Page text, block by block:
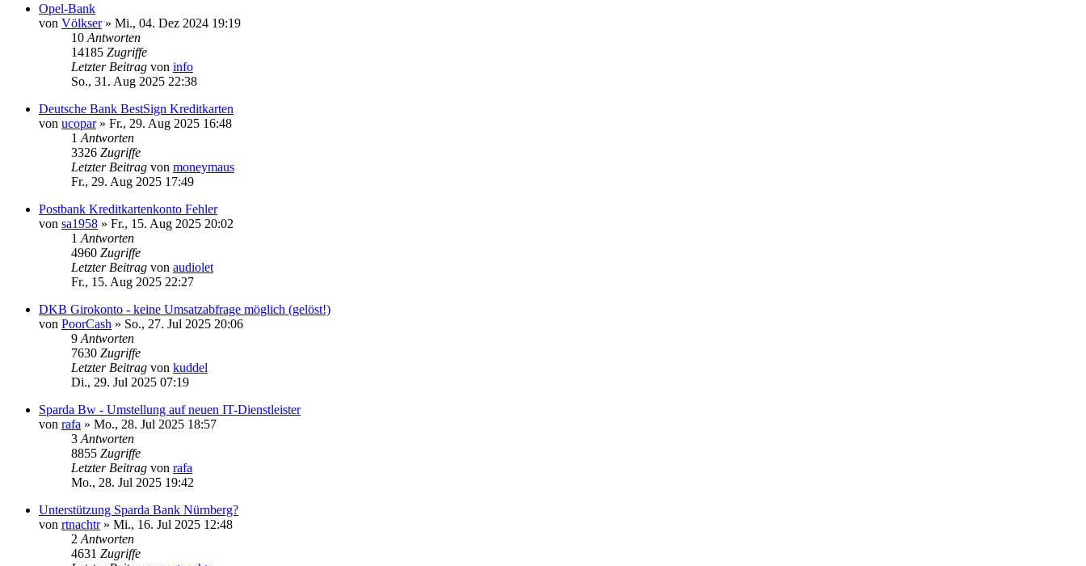
Opel-Bank
von Völkser» Mi., 04. Dez 2024 19:19
10 Antworten
14185 Zugriffe
Letzter Beitrag von info
So., 31. Aug 2025 22:38
Deutsche Bank BestSign Kreditkarten
von ucopar» Fr., 29. Aug 2025 16:48
1 Antworten
3326 Zugriffe
Letzter Beitrag von moneymaus
Fr., 29. Aug 2025 17:49
Postbank Kreditkartenkonto Fehler
von sa1958 » Fr., 15. Aug 2025 20:02
1 Antworten
4960 Zugriffe
Letzter Beitrag von audiolet
Fr., 15. Aug 2025 22:27
DKB Girokonto - keine Umsatzabfrage möglich (gelöst!)
von PoorCash » So., 27. Jul 2025 20:06
9 Antworten
7630 Zugriffe
Letzter Beitrag von kuddel
Di., 29. Jul 2025 07:19
Sparda Bw - Umstellung auf neuen IT-Dienstleister
von rafa » Mo., 28. Jul 2025 18:57
3 Antworten
8855 Zugriffe
Letzter Beitrag von rafa
Mo., 28. Jul 2025 19:42
Unterstützung Sparda Bank Nürnberg?
von rtnachtr» Mi., 16. Jul 2025 12:48
2 Antworten
4631 Zugriffe